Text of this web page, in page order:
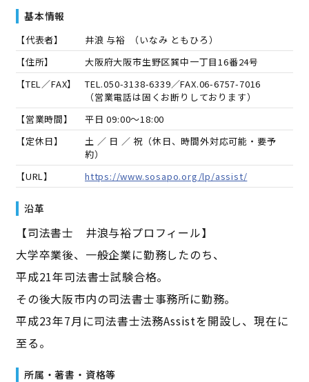
基本情報
【代表者】 井浪 与裕 （いなみ ともひろ）
【住所】
大阪府大阪市生野区巽中一丁目16番24号
【TEL／FAX】
TEL.050-3138-6339／FAX.06-6757-7016
（営業電話は固くお断りしております）
【営業時間】
平日 09:00～18:00
【定休日】
土 ／ 日 ／ 祝（休日、時間外対応可能・要予
約）
【URL】
https://www.sosapo.org/lp/assist/
沿革
【司法書士 井浪与裕プロフィール】
大学卒業後、一般企業に勤務したのち、
平成21年司法書士試験合格。
その後大阪市内の司法書士事務所に勤務。
平成23年7月に司法書士法務Assistを開設し、現在に
至る。
所属・著書・資格等